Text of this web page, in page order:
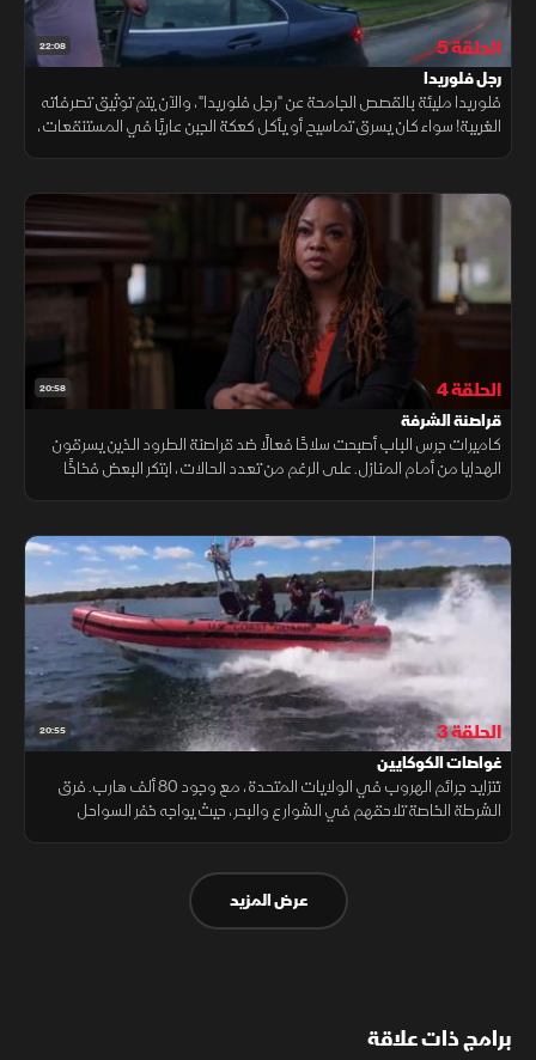
22:08 الحلقة 5
رجل فلوريدا
فلوريدا مليئة بالقصص الجامحة عن "رجل فلوريدا"، والآن يتم توثيق تصرفاته
الغريبة! سواء كان يسرق تماسيح أو يأكل كعكة الجبن عاريًا في المستنقعات،
20:58 الحلقة 4
قراصنة الشرفة
كاميرات جرس الباب أصبحت سلاحًا فعالًا ضد قراصنة الطرود الذين يسرقون
الهدايا من أمام المنازل. على الرغم من تعدد الحالات، ابتكر البعض فخاخًا
20:55 الحلقة 3
غواصات الكوكايين
تتزايد جرائم الهروب في الولايات المتحدة، مع وجود 80 ألف هارب. فرق
الشرطة الخاصة تلاحقهم في الشوارع والبحر، حيث يواجه خفر السواحل
عرض المزيد
برامج ذات علاقة